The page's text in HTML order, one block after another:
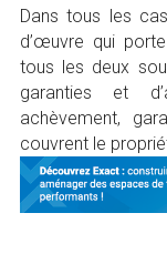
Dans tous les
d’œuvre qui
tous les deux
garanties et
achèvement,
couvrent le